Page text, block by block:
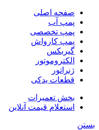
صفحه اصلی
پمپ آب
پمپ تخصصی
پمپ کارواش
گیربکس
الکتروموتور
ژنراتور
قطعات یدکی
بخش تعمیرات
استعلام قیمت آنلاین
بستن